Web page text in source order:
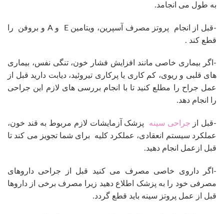
به طول می انجامد.
-قبل از انجام پروتز مصرف آسپرین، ویتامین E و A و بروفن را
قطع کند .
-اگر بیماری خاصی مانند افزایش فشار خون، تنگی نفس، بیماری
های قلبی و ریوی، کم کاری یا پرکاری تیروئید، دیابت دارید قبل از
عمل جراح را مطلع کنید تا با انجام بررسی های لازم این جراحی
را انجام دهد.
-قبل از جراحی سینه
پزشک آزمایشات لازم مربوط به قند خون،
عملکرد سیستم انعقادی، عملکرد کلیه برای شما تجویز می کند تا
قبل ازعمل انجام دهید.
-اگر داروی خاصی مصرف می کنید قبل از جراحی داروهای
مصرفی خود را به پزشک اطلاع دهید زیرا مصرف برخی از داروها
قبل از عمل پروتز سینه باید قطع گردد.